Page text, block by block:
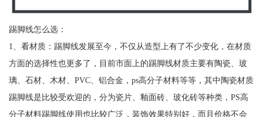
踢脚线怎么选：
1、看材质：踢脚线发展至今，不仅从造型上有了不少变化，在材质
方面的选择性也更多了，目前市面上的踢脚线材质主要有陶瓷、玻
璃、石材、木材、PVC、铝合金，ps高分子材料等等，其中陶瓷材质
踢脚线是比较受欢迎的，分为瓷片、釉面砖、玻化砖等种类，PS高
分子材料踢脚线使用也比较广泛，装饰效果特别好，而且价格不会